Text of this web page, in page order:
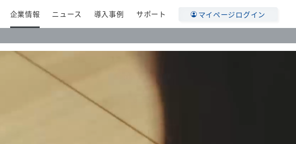
企業情報 ニュース 導入事例 サポート マイページログイン